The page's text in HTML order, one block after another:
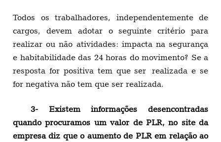
Todos os trabalhadores, independentemente de
cargos, devem adotar o seguinte critério para
realizar ou não atividades: impacta na segurança
e habitabilidade das 24 horas do movimento? Se a
resposta for positiva tem que ser realizada e se
for negativa não tem que ser realizada.
3- Existem informações desencontradas
quando procuramos um valor de PLR, no site da
empresa diz que o aumento de PLR em relação ao